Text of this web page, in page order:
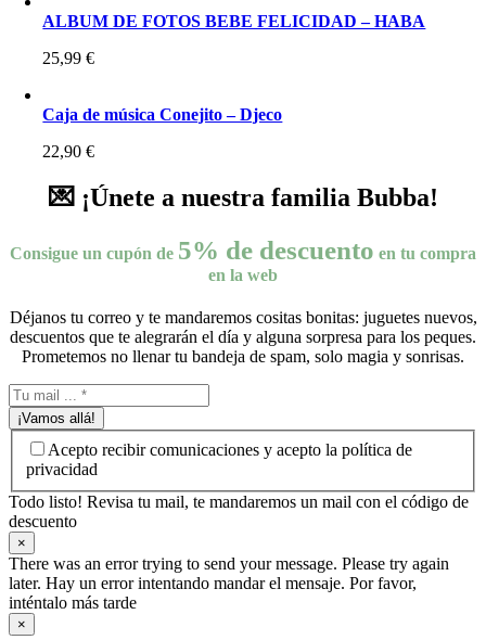
ALBUM DE FOTOS BEBE FELICIDAD – HABA
25,99€
Caja de música Conejito – Djeco
22,90€
💌 ¡Únete a nuestra familia Bubba!
Consigue un cupón de 5% de descuento en tu compra
en la web
Déjanos tu correo y te mandaremos cositas bonitas: juguetes nuevos,
descuentos que te alegrarán el día y alguna sorpresa para los peques.
Prometemos no llenar tu bandeja de spam, solo magia y sonrisas.
¡Vamos allá!
Acepto recibir comunicaciones y acepto la política de
privacidad
Todo listo! Revisa tu mail, te mandaremos un mail con el código de
descuento
×
There was an error trying to send your message. Please try again
later. Hay un error intentando mandar el mensaje. Por favor,
inténtalo más tarde
×